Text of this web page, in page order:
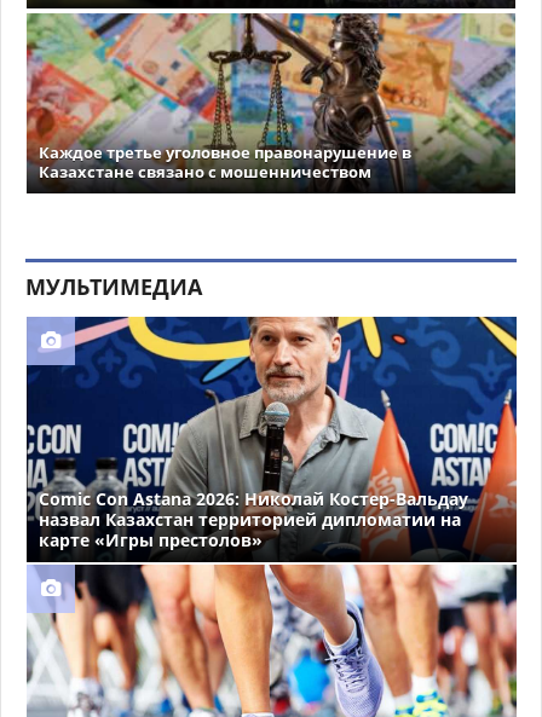
Каждое третье уголовное правонарушение в
Казахстане связано с мошенничеством
МУЛЬТИМЕДИА
Comic Con Astana 2026: Николай Костер-Вальдау
назвал Казахстан территорией дипломатии на
карте «Игры престолов»